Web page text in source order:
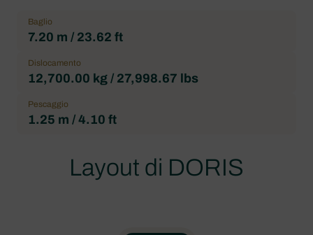
Baglio
7.20 m / 23.62 ft
Dislocamento
12,700.00 kg / 27,998.67 lbs
Pescaggio
1.25 m / 4.10 ft
Layout di DORIS